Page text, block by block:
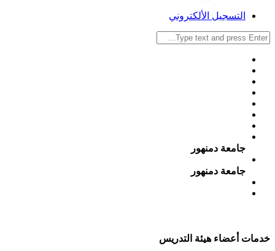
التسجيل الألكتروني
جامعة دمنهور
جامعة دمنهور
خدمات أعضاء هيئة التدريس